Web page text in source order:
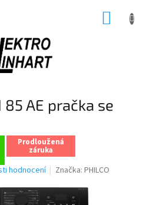
85 AE pračka se
Prodloužená
záruka
hodnocení Značka:PHILCO